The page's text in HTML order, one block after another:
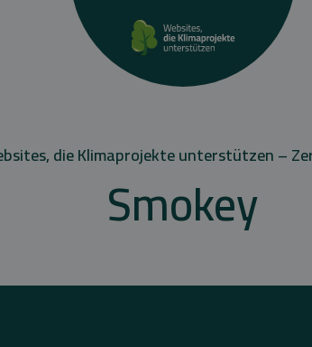
die Klimaprojekte unterstützen –
Smokey